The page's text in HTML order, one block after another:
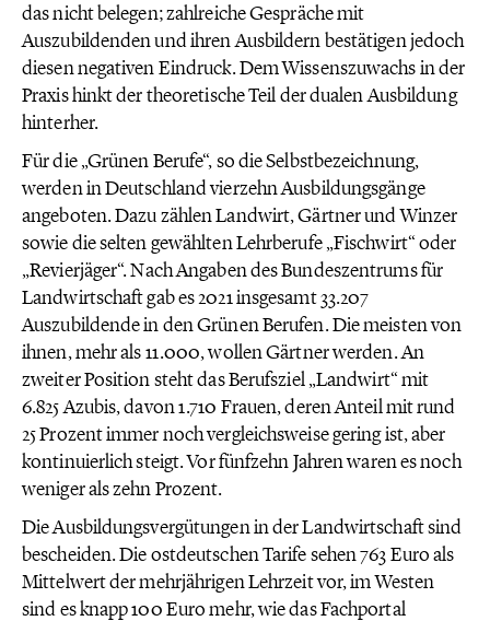
das nicht belegen; zahlreiche Gespräche mit
Auszubildenden und ihren Ausbildern bestätigen jedoch
diesen negativen Eindruck. Dem Wissenszuwachs in der
Praxis hinkt der theoretische Teil der dualen Ausbildung
hinterher.
Für die „Grünen Berufe“, so die Selbstbezeichnung,
werden in Deutschland vierzehn Ausbildungsgänge
angeboten. Dazu zählen Landwirt, Gärtner und Winzer
sowie die selten gewählten Lehrberufe „Fischwirt“ oder
„Revierjäger“. Nach Angaben des Bundeszentrums für
Landwirtschaft gab es 2021 insgesamt 33.207
Auszubildende in den Grünen Berufen. Die meisten von
ihnen, mehr als 11.000, wollen Gärtner werden. An
zweiter Position steht das Berufsziel „Landwirt“ mit
6.825 Azubis, davon 1.710 Frauen, deren Anteil mit rund
25 Prozent immer noch vergleichsweise gering ist, aber
kontinuierlich steigt. Vor fünfzehn Jahren waren es noch
weniger als zehn Prozent.
Die Ausbildungsvergütungen in der Landwirtschaft sind
bescheiden. Die ostdeutschen Tarife sehen 763 Euro als
Mittelwert der mehrjährigen Lehrzeit vor, im Westen
sind es knapp 100 Euro mehr, wie das Fachportal